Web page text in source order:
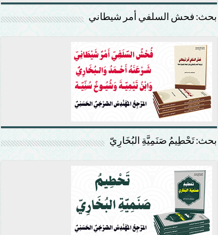
بحث: فحش السلفي أمر شيطاني
بحث: تَحْطِيمُ صَنَمِيَّةِ البُخَارِيّ